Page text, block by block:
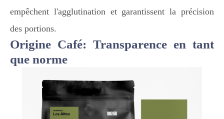
empêchent l'agglutination et garantissent la précision
des portions.
Origine Café: Transparence en tant
que norme